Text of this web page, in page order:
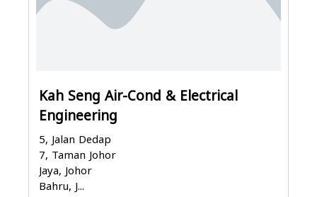
Kah Seng Air-Cond & Electrical
Engineering
5, Jalan Dedap
7, Taman Johor
Jaya, Johor
Bahru, J...